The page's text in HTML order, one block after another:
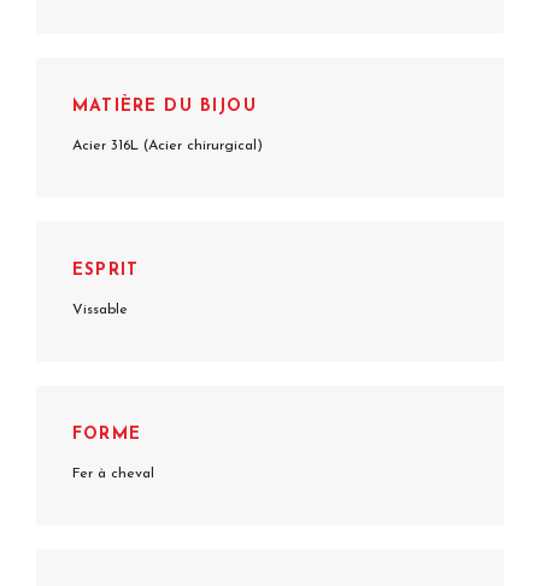
MATIÈRE DU BIJOU
Acier 316L (Acier chirurgical)
ESPRIT
Vissable
FORME
Fer à cheval